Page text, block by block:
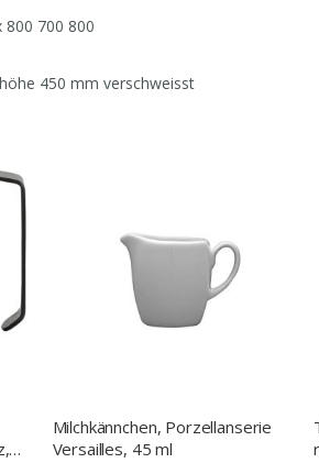
700 800
450 mm verschweisst
Milchkännchen, Porzellanserie
Versailles, 45 ml